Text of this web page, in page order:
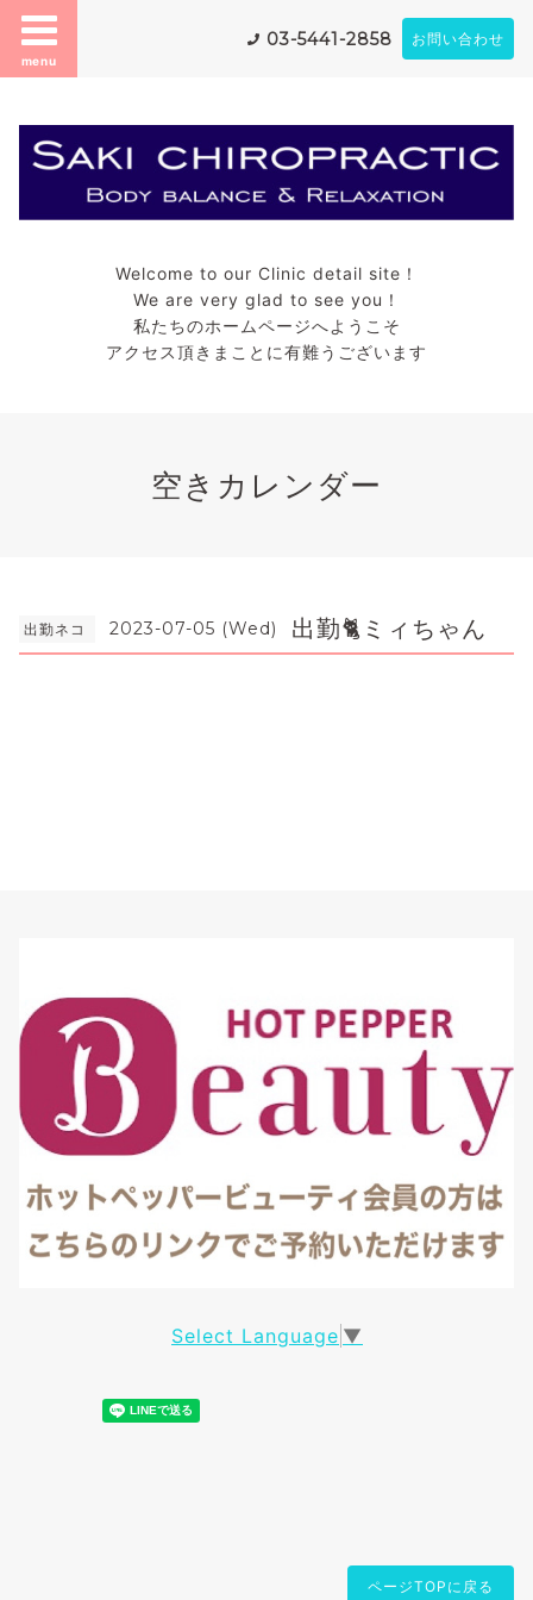
menu
03-5441-2858 お問い合わせ
Welcome to our Clinic detail site！
We are very glad to see you！
私たちのホームページへようこそ
アクセス頂きまことに有難うございます
空きカレンダー
出勤ネコ 2023-07-05 (Wed) 出勤🐈ミィちゃん
Select Language ▼
ページTOPに戻る